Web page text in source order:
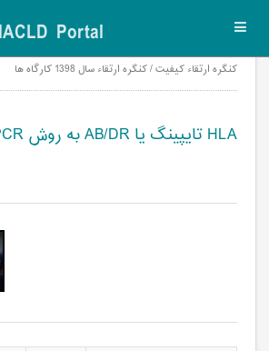
IACLD Portal
کنگره ارتقاء کیفیت / کنگره ارتقاء سال 1398 کارگاه ها
HLA تایپینگ یا AB/DR به روش Real time PCR